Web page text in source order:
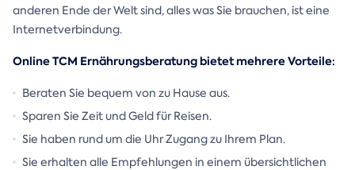
anderen Ende der Welt sind, alles was Sie brauchen, ist eine
Internetverbindung.
Online TCM Ernährungsberatung bietet mehrere Vorteile:
Beraten Sie bequem von zu Hause aus.
Sparen Sie Zeit und Geld für Reisen.
Sie haben rund um die Uhr Zugang zu Ihrem Plan.
Sie erhalten alle Empfehlungen in einem übersichtlichen